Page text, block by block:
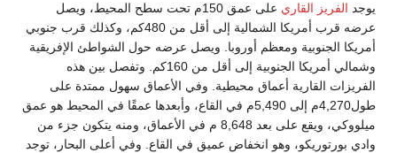
يوجد الفريز القاري
على عمق 150م تحت سطح المحيط، ويصل
عرضه قرب أمريكا الشمالية إلى أقل من 480كم، وكذلك قرب جنوبي
أمريكا الجنوبية ومعظم أوروبا. ويصل عرضه حول الشواطئ الإفريقية
وشمالي أمريكا الجنوبية إلى أقل من 160كم. وتفصل بين هذه
الفريزات القارية أعماق محيطية. وفي الأعماق سهول ممتدة على
طول4,270م إلى 5,490م في القاع، وأبعدها عمقًا في المحيط هو عمق
ميلووكي، ويقع على بعد 8,648 م في الأعماق، ومنه يتكون جزء من
وادي بورتوريكو، وهو انخفاض عميق في القاع. وفي أعلى البحار، توجد